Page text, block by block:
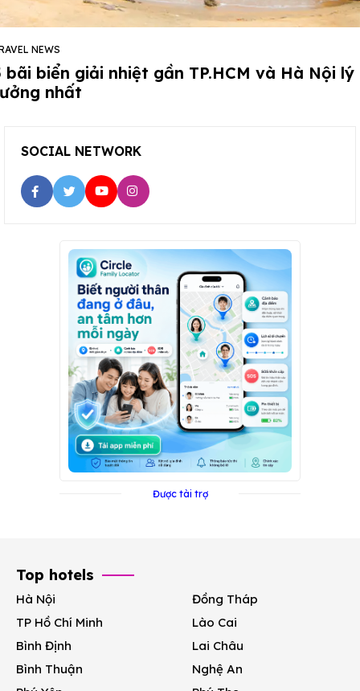
NEWS
bãi biển giải nhiệt gần TP.HCM và Hà Nội lý
nhất
SOCIAL NETWORK
Được tài trợ
Top hotels
Hà Nội
TP Hồ Chí Minh
Bình Định
Bình Thuận
Đồng Tháp
Lào Cai
Lai Châu
Nghệ An